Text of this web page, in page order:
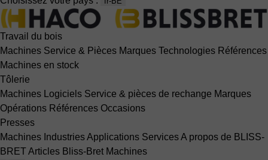
Travail du bois
Machines Service & Pièces Marques Technologies Références
Machines en stock
Tôlerie
Machines
Logiciels Service & pièces de rechange Marques
Opérations Références Occasions
Presses
Machines IndustriesApplications ServicesA propos de BLISS-
BRETArticles Bliss-Bret Machines